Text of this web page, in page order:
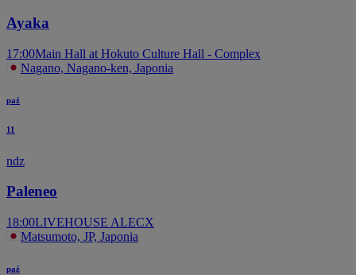
Ayaka
17:00Main Hall at Hokuto Culture Hall - Complex
Nagano, Nagano-ken, Japonia
paź
11
ndz
Paleneo
18:00LIVEHOUSE ALECX
Matsumoto, JP, Japonia
paź